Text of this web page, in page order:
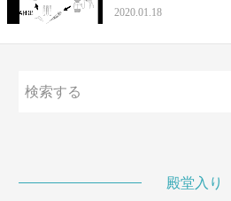
2020.01.18
殿堂入り